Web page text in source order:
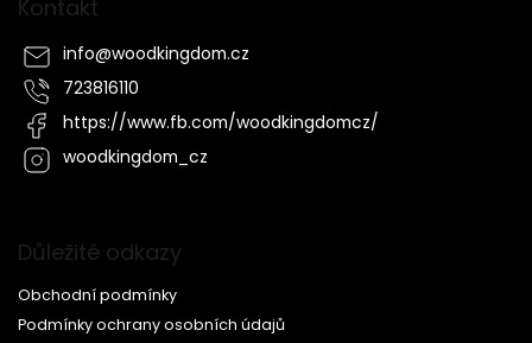
Kontakt
info@woodkingdom.cz
723816110
https://www.fb.com/woodkingdomcz/
woodkingdom_cz
Důležité odkazy
Obchodní podmínky
Podmínky ochrany osobních údajů